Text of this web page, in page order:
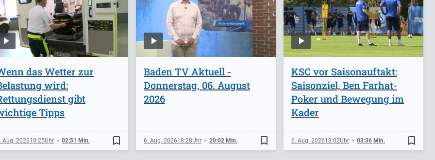
das Wetter zur
wird:
gibt
Tipps
Aug. 202610:25 02:51 Min. bookmark_border
Baden TV Aktuell -
Donnerstag, 06. August
2026
6. Aug. 202618:28 20:02 Min. bookmark_border
KSC vor Saisonauftakt:
Saisonziel, Ben Farhat-
Poker und Bewegung im
Kader
6. Aug. 202618:02 03:36 Min. bookmark_border